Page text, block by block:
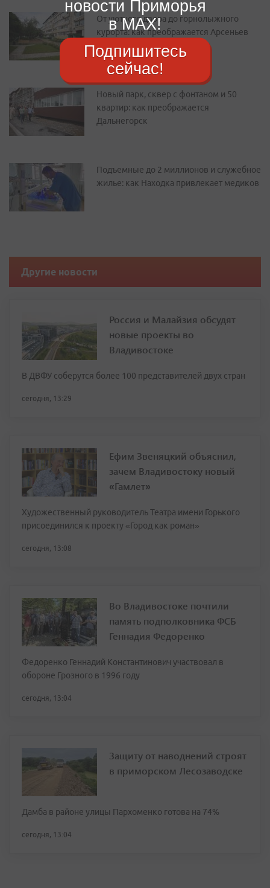
От уютного двора до горнолыжного
курорта: как преображается Арсеньев
Новый парк, сквер с фонтаном и 50
квартир: как преображается
Дальнегорск
Подъемные до 2 миллионов и служебное
жилье: как Находка привлекает медиков
Другие новости
Россия и Малайзия обсудят
новые проекты во
Владивостоке
В ДВФУ соберутся более 100 представителей двух стран
сегодня, 13:29
Ефим Звеняцкий объяснил,
зачем Владивостоку новый
«Гамлет»
Художественный руководитель Театра имени Горького
присоединился к проекту «Город как роман»
сегодня, 13:08
Во Владивостоке почтили
память подполковника ФСБ
Геннадия Федоренко
Федоренко Геннадий Константинович участвовал в
обороне Грозного в 1996 году
сегодня, 13:04
Защиту от наводнений строят
в приморском Лесозаводске
Дамба в районе улицы Пархоменко готова на 74%
сегодня, 13:04
новости Приморья
в MAX!
Подпишитесь
сейчас!